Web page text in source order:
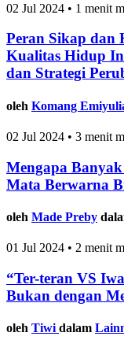
02 Jul 2024 • 1 menit
Peran Sikap dan
Kualitas Hidup
dan Strategi
oleh Komang
02 Jul 2024 • 3 menit
Mengapa
Mata Berwarna
oleh Made Preby
01 Jul 2024 • 2 menit
“Ter-teran VS
Bukan dengan
oleh Tiwi dalam